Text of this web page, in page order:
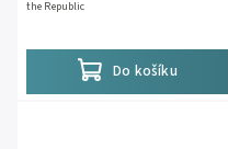
Do košíku
the Republic